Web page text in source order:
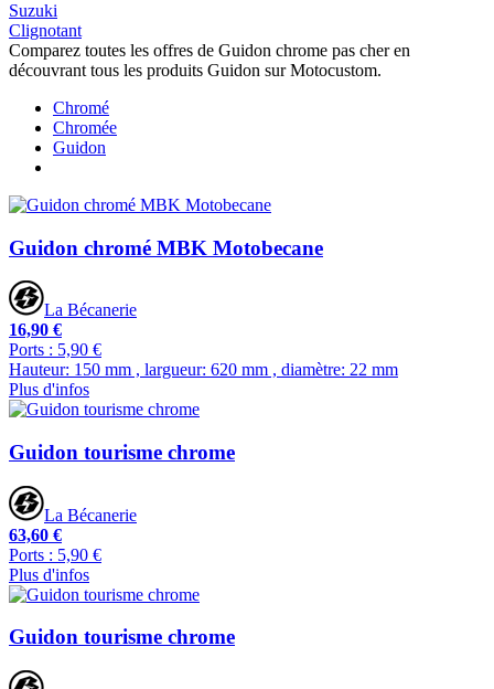
Suzuki
Clignotant
Comparez toutes les offres de Guidon chrome pas cher en
découvrant tous les produits Guidon sur Motocustom.
Chromé
Chromée
Guidon
Guidon chromé MBK Motobecane
La Bécanerie
16,90 €
Ports : 5,90 €
Hauteur: 150 mm , largueur: 620 mm , diamètre: 22 mm
Plus d'infos
Guidon tourisme chrome
La Bécanerie
63,60 €
Ports : 5,90 €
Plus d'infos
Guidon tourisme chrome